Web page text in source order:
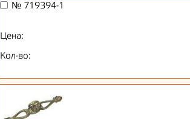
№ 719394-1
Цена:
Кол-во: